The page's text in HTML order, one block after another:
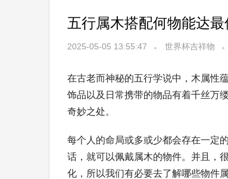
五行属木搭配何物能达最
2025-05-05 13:55:47 世界杯吉祥物
在古老而神秘的五行学说中，木属性
饰品以及日常携带的物品有着千丝万
奇妙之处。
每个人的命局或多或少都会存在一定
话，就可以佩戴属木的物件。并且，
化，所以我们有必要去了解哪些物件